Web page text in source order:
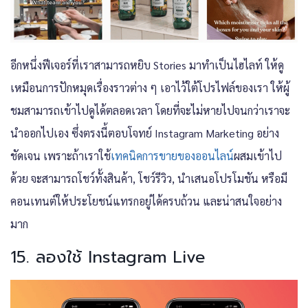
อีกหนึ่งฟีเจอร์ที่เราสามารถหยิบ Stories มาทำเป็นไฮไลท์ ให้ดู
เหมือนการปักหมุดเรื่องราวต่าง ๆ เอาไว้ใต้โปรไฟล์ของเรา ให้ผู้
ชมสามารถเข้าไปดูได้ตลอดเวลา โดยที่จะไม่หายไปจนกว่าเราจะ
นำออกไปเอง ซึ่งตรงนี้ตอบโจทย์ Instagram Marketing อย่าง
ชัดเจน เพราะถ้าเราใช้เทคนิคการขายของออนไลน์ผสมเข้าไป
ด้วย จะสามารถโชว์ทั้งสินค้า, โชว์รีวิว, นำเสนอโปรโมชัน หรือมี
คอนเทนต์ให้ประโยชน์แทรกอยู่ได้ครบถ้วน และน่าสนใจอย่าง
มาก
15. ลองใช้ Instagram Live